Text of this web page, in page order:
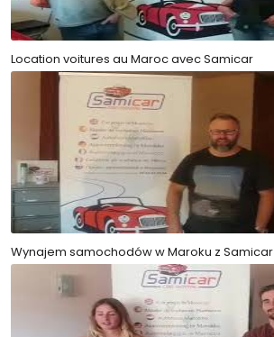
Location voitures au Maroc avec Samicar
Wynajem samochodów w Maroku z Samicar